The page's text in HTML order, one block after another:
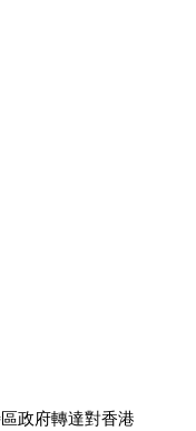
政府轉達對香港